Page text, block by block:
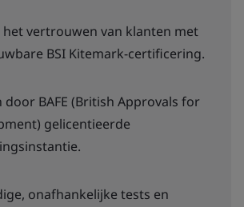
vertrouwen van klanten met
BSI Kitemark-certificering.
door BAFE (British Approvals for
gelicentieerde
onafhankelijke tests en